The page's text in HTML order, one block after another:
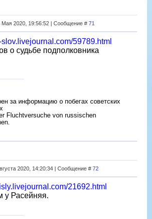
Мая 2020, 19:56:52 | Сообщение # 71
59789.html
о судьбе подполковника
за информацию о побегах советских
Fluchtversuche von russischen
2020, 14:20:34 | Сообщение # 72
21692.html
у Расейняя.